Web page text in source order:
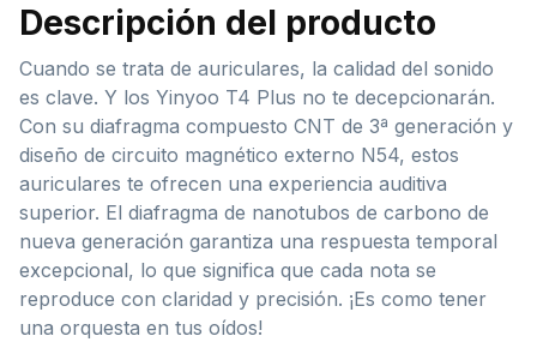
Descripción del producto
Cuando se trata de auriculares, la calidad del sonido
es clave. Y los Yinyoo T4 Plus no te decepcionarán.
Con su diafragma compuesto CNT de 3ª generación y
diseño de circuito magnético externo N54, estos
auriculares te ofrecen una experiencia auditiva
superior. El diafragma de nanotubos de carbono de
nueva generación garantiza una respuesta temporal
excepcional, lo que significa que cada nota se
reproduce con claridad y precisión. ¡Es como tener
una orquesta en tus oídos!